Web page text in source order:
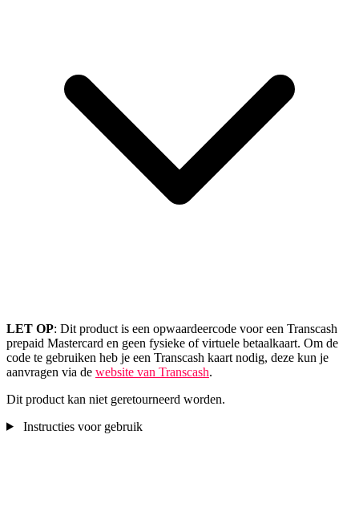
LET OP: Dit product is een opwaardeercode voor een Transcash
prepaid Mastercard en geen fysieke of virtuele betaalkaart. Om de
code te gebruiken heb je een Transcash kaart nodig, deze kun je
aanvragen via de website van Transcash.
Dit product kan niet geretourneerd worden.
Instructies voor gebruik